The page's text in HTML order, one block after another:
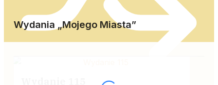
Wydania „Mojego Miasta”